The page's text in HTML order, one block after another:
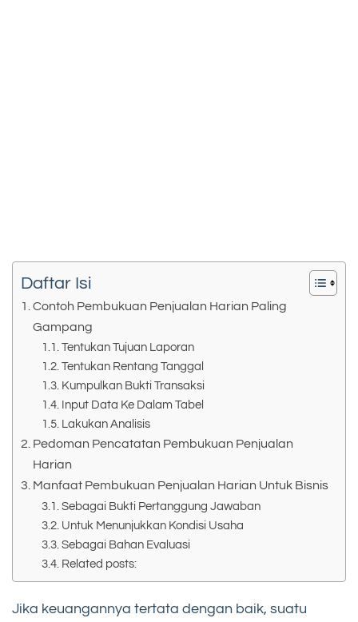
Daftar Isi
Contoh Pembukuan Penjualan Harian Paling
Gampang
Tentukan Tujuan Laporan
Tentukan Rentang Tanggal
Kumpulkan Bukti Transaksi
Input Data Ke Dalam Tabel
Lakukan Analisis
Pedoman Pencatatan Pembukuan Penjualan
Harian
Manfaat Pembukuan Penjualan Harian Untuk Bisnis
Sebagai Bukti Pertanggung Jawaban
Untuk Menunjukkan Kondisi Usaha
Sebagai Bahan Evaluasi
Related posts:
Jika keuangannya tertata dengan baik, suatu